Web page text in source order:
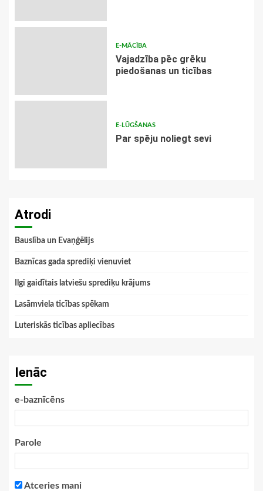
E-MĀCĪBA
Vajadzība pēc grēku
piedošanas un ticības
E-LŪGŠANAS
Par spēju noliegt sevi
Atrodi
Bauslība un Evaņģēlijs
Baznīcas gada sprediķi vienuviet
Ilgi gaidītais latviešu sprediķu krājums
Lasāmviela ticības spēkam
Luteriskās ticības apliecības
Ienāc
e-baznīcēns
Parole
Atceries mani